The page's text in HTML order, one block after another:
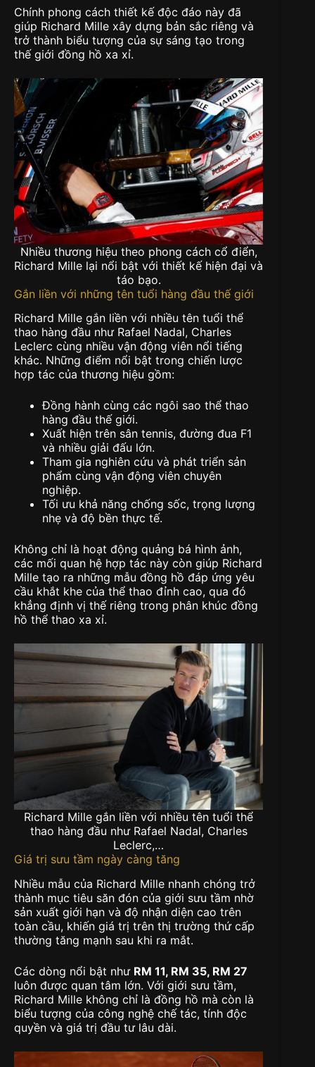
Chính phong cách thiết kế độc đáo này đã
giúp Richard Mille xây dựng bản sắc riêng và
trở thành biểu tượng của sự sáng tạo trong
thế giới đồng hồ xa xỉ.
Nhiều thương hiệu theo phong cách cổ điển,
Richard Mille lại nổi bật với thiết kế hiện đại và
táo bạo.
Gắn liền với những tên tuổi hàng đầu thế giới
Richard Mille gắn liền với nhiều tên tuổi thể
thao hàng đầu như Rafael Nadal, Charles
Leclerc cùng nhiều vận động viên nổi tiếng
khác. Những điểm nổi bật trong chiến lược
hợp tác của thương hiệu gồm:
Đồng hành cùng các ngôi sao thể thao
hàng đầu thế giới.
Xuất hiện trên sân tennis, đường đua F1
và nhiều giải đấu lớn.
Tham gia nghiên cứu và phát triển sản
phẩm cùng vận động viên chuyên
nghiệp.
Tối ưu khả năng chống sốc, trọng lượng
nhẹ và độ bền thực tế.
Không chỉ là hoạt động quảng bá hình ảnh,
các mối quan hệ hợp tác này còn giúp Richard
Mille tạo ra những mẫu đồng hồ đáp ứng yêu
cầu khắt khe của thể thao đỉnh cao, qua đó
khẳng định vị thế riêng trong phân khúc đồng
hồ thể thao xa xỉ.
Richard Mille gắn liền với nhiều tên tuổi thể
thao hàng đầu như Rafael Nadal, Charles
Leclerc,…
Giá trị sưu tầm ngày càng tăng
Nhiều mẫu của Richard Mille nhanh chóng trở
thành mục tiêu săn đón của giới sưu tầm nhờ
sản xuất giới hạn và độ nhận diện cao trên
toàn cầu, khiến giá trị trên thị trường thứ cấp
thường tăng mạnh sau khi ra mắt.
Các dòng nổi bật như RM 11, RM 35, RM 27
luôn được quan tâm lớn. Với giới sưu tầm,
Richard Mille không chỉ là đồng hồ mà còn là
biểu tượng của công nghệ chế tác, tính độc
quyền và giá trị đầu tư lâu dài.